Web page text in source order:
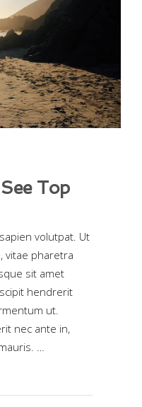
Top
volutpat. Ut
vitae pharetra
sit amet
hendrerit
ut.
nec ante in,
…